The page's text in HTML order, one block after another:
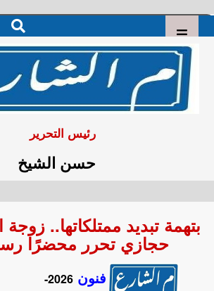
رئيس التحرير
حسن الشيخ
بتهمة تبديد ممتلكاتها..
حجازي تحرر محضرًا
فنون
2026-